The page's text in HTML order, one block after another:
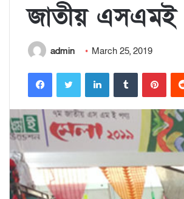
জাতীয় এসএমই
admin March 25, 2019